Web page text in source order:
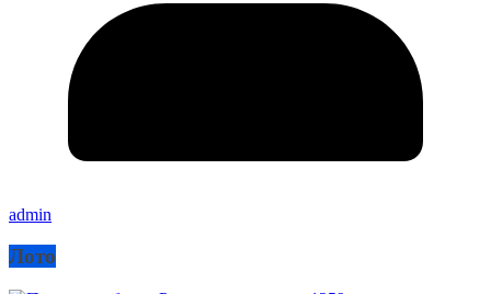
admin
Лото